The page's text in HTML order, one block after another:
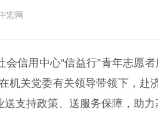
宏网
用中心“信益行”青年志愿者
机关党委有关领导带领下，赴
送支持政策、送服务保障，助